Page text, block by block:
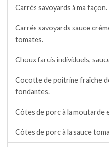
Carrés savoyards à ma façon.
Carrés savoyards sauce
tomates.
Choux farcis individuels,
Cocotte de poitrine fraîche
fondantes.
Côtes de porc à la moutarde
Côtes de porc à la sauce